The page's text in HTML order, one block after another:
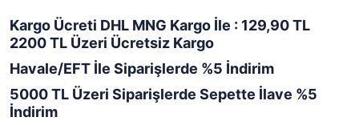
Kargo Ücreti DHL MNG Kargo İle : 129,90 TL
2200 TL Üzeri Ücretsiz Kargo
Havale/EFT İle Siparişlerde %5 İndirim
5000 TL Üzeri Siparişlerde Sepette İlave %5
İndirim